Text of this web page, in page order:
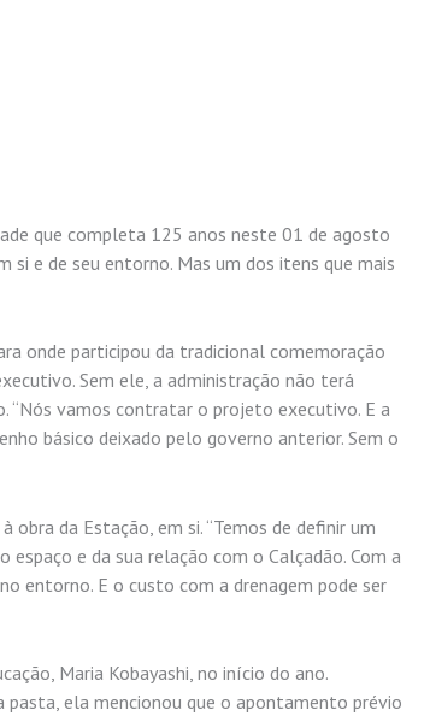
que completa 125 anos neste 01 de agosto
e de seu entorno. Mas um dos itens que mais
onde participou da tradicional comemoração
Sem ele, a administração não terá
“Nós vamos contratar o projeto executivo. E a
básico deixado pelo governo anterior. Sem o
da Estação, em si. “Temos de definir um
e da sua relação com o Calçadão. Com a
entorno. E o custo com a drenagem pode ser
Maria Kobayashi, no início do ano.
pasta, ela mencionou que o apontamento prévio